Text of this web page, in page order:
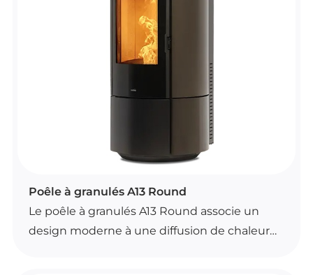
entièrement désactivable.
POÊLES À GRANULÉS
Poêle à granulés A13 Round
Le poêle à granulés A13 Round associe un
design moderne à une diffusion de chaleur